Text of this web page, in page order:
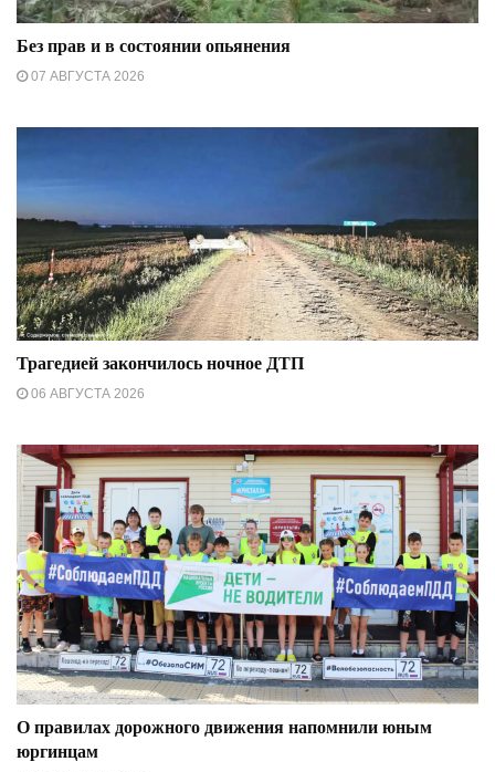
Без прав и в состоянии опьянения
07 АВГУСТА 2026
Трагедией закончилось ночное ДТП
06 АВГУСТА 2026
О правилах дорожного движения напомнили юным
юргинцам